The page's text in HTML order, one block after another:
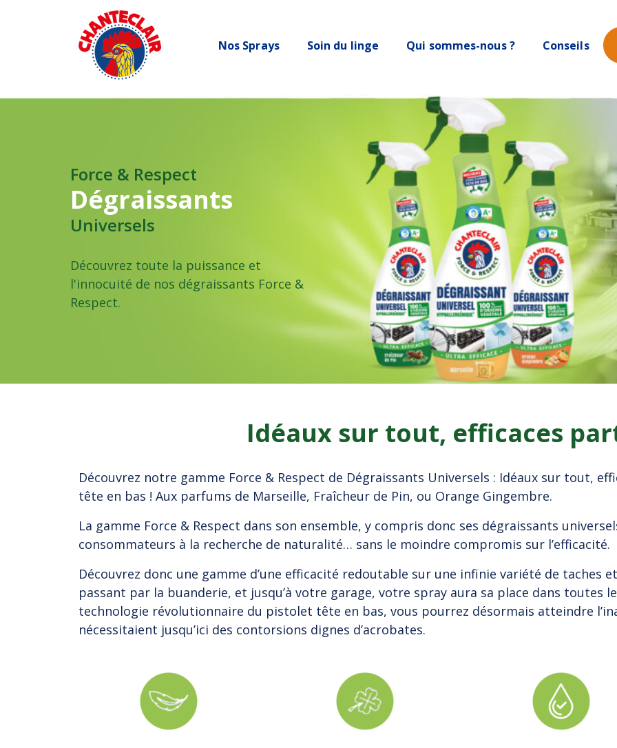
Nos Sprays Soin du linge Qui sommes-nous ? Conseils
Force & Respect
Dégraissants
Universels
Découvrez toute la puissance et
l'innocuité de nos dégraissants Force &
Respect.
Idéaux sur tout, efficaces
Découvrez notre gamme Force & Respect de Dégraissants Universels : Idéaux sur tout,
tête en bas ! Aux parfums de Marseille, Fraîcheur de Pin, ou Orange Gingembre.
La gamme Force & Respect dans son ensemble, y compris donc ses dégraissants
consommateurs à la recherche de naturalité… sans le moindre compromis sur l’efficacité.
Découvrez donc une gamme d’une efficacité redoutable sur une infinie variété de taches
passant par la buanderie, et jusqu’à votre garage, votre spray aura sa place dans toutes
technologie révolutionnaire du pistolet tête en bas, vous pourrez désormais atteindre
nécessitaient jusqu’ici des contorsions dignes d’acrobates.